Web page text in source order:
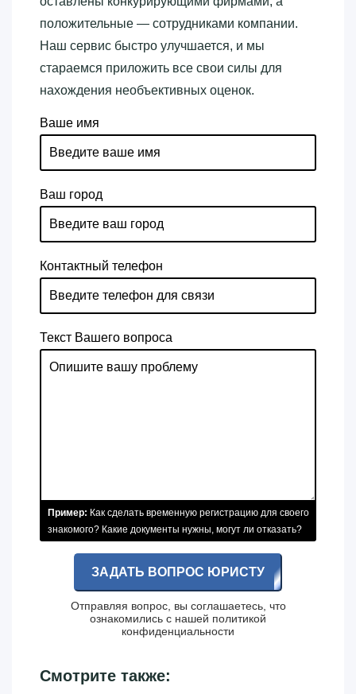
положительные — сотрудниками компании.
Наш сервис быстро улучшается, и мы
стараемся приложить все свои силы для
нахождения необъективных оценок.
Ваше имя
Ваш город
Контактный телефон
Текст Вашего вопроса
Пример: Как сделать временную регистрацию для своего
знакомого? Какие документы нужны, могут ли отказать?
ЗАДАТЬ ВОПРОС ЮРИСТУ
Отправляя вопрос, вы соглашаетесь, что
ознакомились с нашей политикой
конфиденциальности
Смотрите также: